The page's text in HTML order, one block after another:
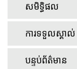
សមិទ្ធិផល
ការទទួលស្គាល់
បន្ទប់ព័ត៌មាន